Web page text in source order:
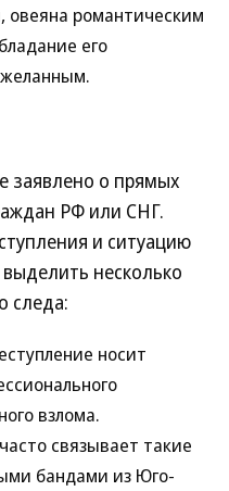
овеяна романтическим
его
заявлено о прямых
РФ или СНГ.
и ситуацию
несколько
следа:
носит
взлома.
связывает такие
бандами из Юго-